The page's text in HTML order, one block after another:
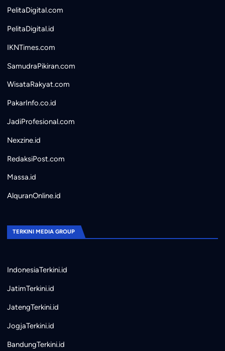
PelitaDigital.com
PelitaDigital.id
IKNTimes.com
SamudraPikiran.com
WisataRakyat.com
PakarInfo.co.id
JadiProfesional.com
Nexzine.id
RedaksiPost.com
Massa.id
AlquranOnline.id
TERKINI MEDIA GROUP
IndonesiaTerkini.id
JatimTerkini.id
JatengTerkini.id
JogjaTerkini.id
BandungTerkini.id